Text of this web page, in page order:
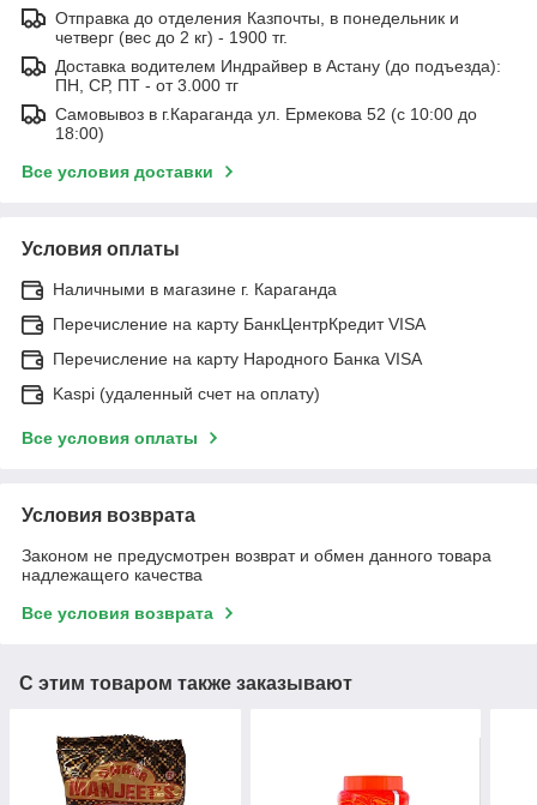
Отправка до отделения Казпочты, в понедельник и
четверг (вес до 2 кг) - 1900 тг.
Доставка водителем Индрайвер в Астану (до подъезда):
ПН, СР, ПТ - от 3.000 тг
Самовывоз в г.Караганда ул. Ермекова 52 (с 10:00 до
18:00)
Все условия доставки
Условия оплаты
Наличными в магазине г. Караганда
Перечисление на карту БанкЦентрКредит VISA
Перечисление на карту Народного Банка VISA
Kaspi (удаленный счет на оплату)
Все условия оплаты
Условия возврата
Законом не предусмотрен возврат и обмен данного товара
надлежащего качества
Все условия возврата
С этим товаром также заказывают